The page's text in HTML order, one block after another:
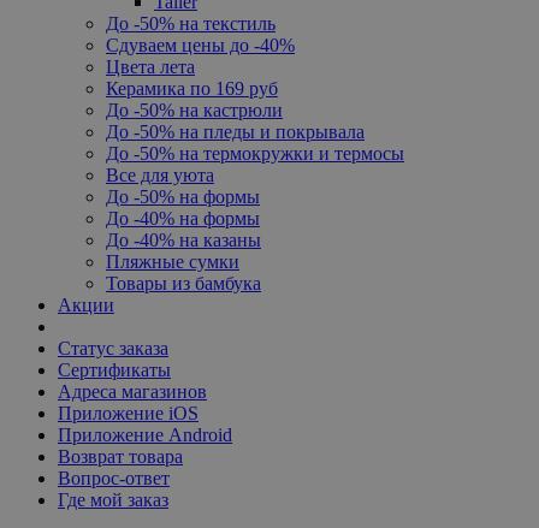
До -50% на текстиль
Сдуваем цены до -40%
Цвета лета
Керамика по 169 руб
До -50% на кастрюли
До -50% на пледы и покрывала
До -50% на термокружки и термосы
Все для уюта
До -50% на формы
До -40% на формы
До -40% на казаны
Пляжные сумки
Товары из бамбука
Акции
Статус заказа
Сертификаты
Адреса магазинов
Приложение iOS
Приложение Android
Возврат товара
Вопрос-ответ
Где мой заказ